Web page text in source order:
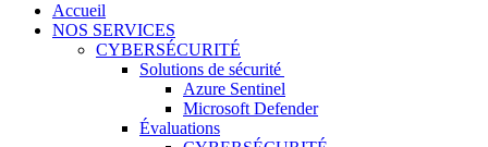
Accueil
NOS SERVICES
CYBERSÉCURITÉ
Solutions de sécurité
Azure Sentinel
Microsoft Defender
Évaluations